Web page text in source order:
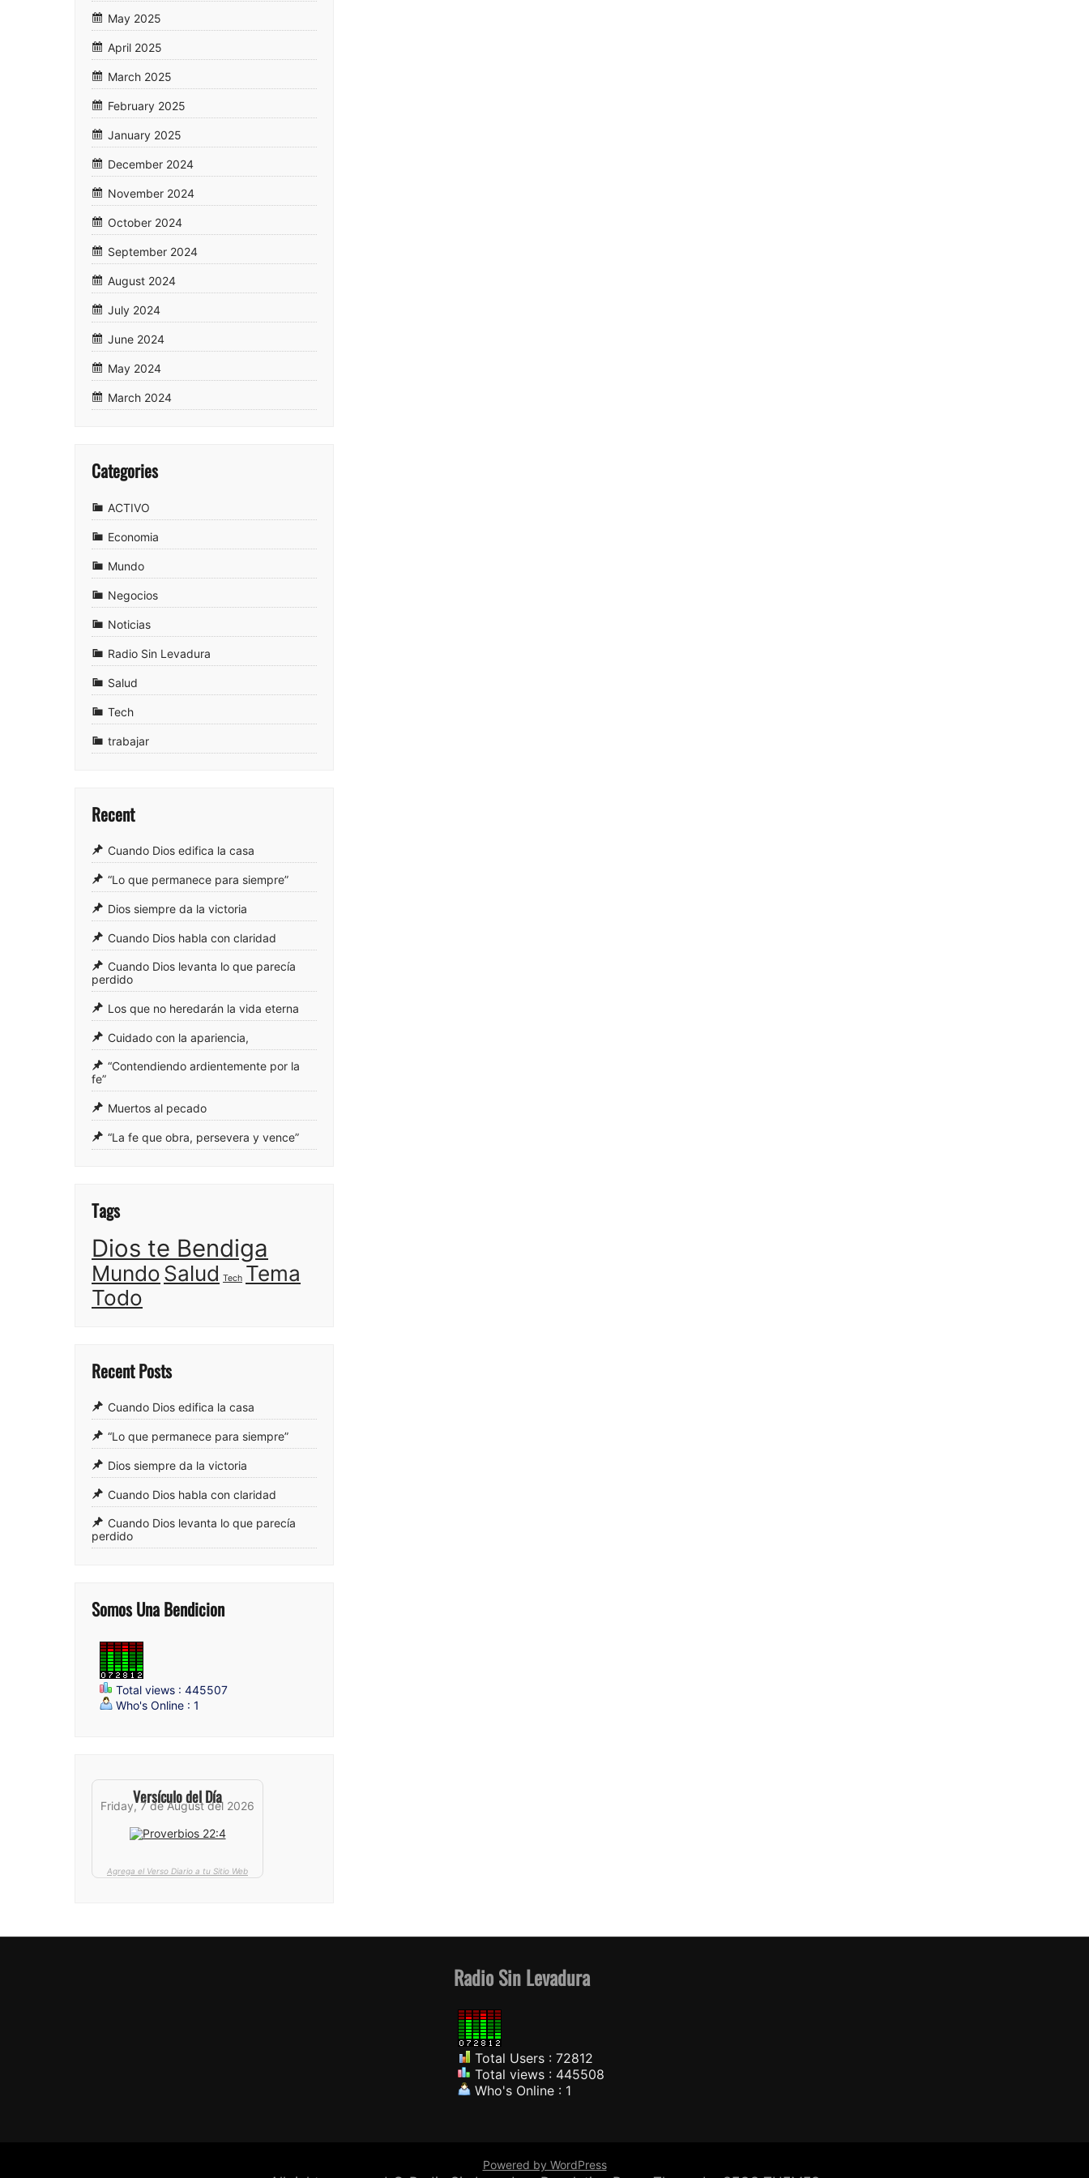
May 2025
April 2025
March 2025
February 2025
January 2025
December 2024
November 2024
October 2024
September 2024
August 2024
July 2024
June 2024
May 2024
March 2024
Categories
ACTIVO
Economia
Mundo
Negocios
Noticias
Radio Sin Levadura
Salud
Tech
trabajar
Recent
Cuando Dios edifica la casa
“Lo que permanece para siempre”
Dios siempre da la victoria
Cuando Dios habla con claridad
Cuando Dios levanta lo que parecía
perdido
Los que no heredarán la vida eterna
Cuidado con la apariencia,
“Contendiendo ardientemente por la
fe”
Muertos al pecado
“La fe que obra, persevera y vence”
Tags
Dios te Bendiga
MundoSalud Tech Tema
Todo
Recent Posts
Cuando Dios edifica la casa
“Lo que permanece para siempre”
Dios siempre da la victoria
Cuando Dios habla con claridad
Cuando Dios levanta lo que parecía
perdido
Somos Una Bendicion
Total views : 445507
Who's Online : 1
Versículo del Día
Friday, 7 de August del 2026
Agrega el Verso Diario a tu Sitio Web
Radio Sin Levadura
Total Users : 72812
Total views : 445508
Who's Online : 1
Powered by WordPress